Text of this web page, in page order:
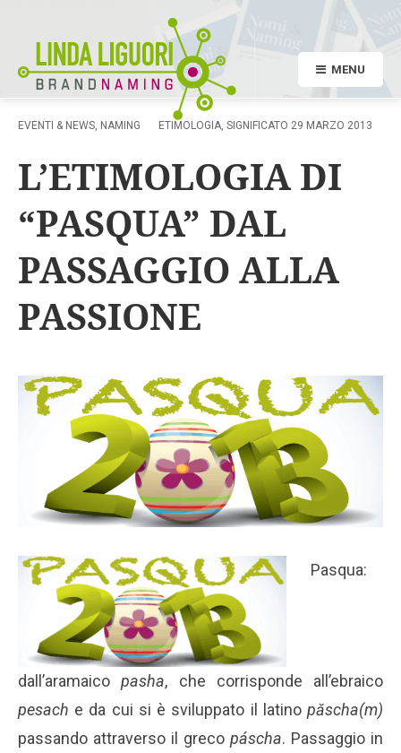
MENU
EVENTI & NEWS, NAMING ETIMOLOGIA, SIGNIFICATO 29 MARZO 2013
L’ETIMOLOGIA DI
“PASQUA” DAL
PASSAGGIO ALLA
PASSIONE
Pasqua:
dall’aramaicopasha, che corrisponde all’ebraico
pesach e da cui si è sviluppato il latino păscha(m)
passando attraverso il greco páscha. Passaggio in